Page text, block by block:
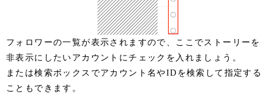
フォロワーの一覧が表示されますので、ここでストーリーを
非表示にしたいアカウントにチェックを入れましょう。
または検索ボックスでアカウント名やIDを検索して指定する
こともできます。